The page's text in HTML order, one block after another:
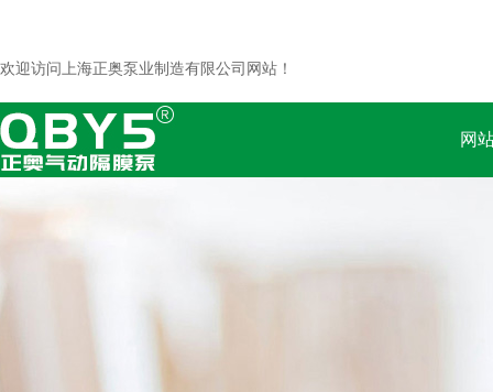
欢迎访问上海正奥泵业制造有限公司网站！
网